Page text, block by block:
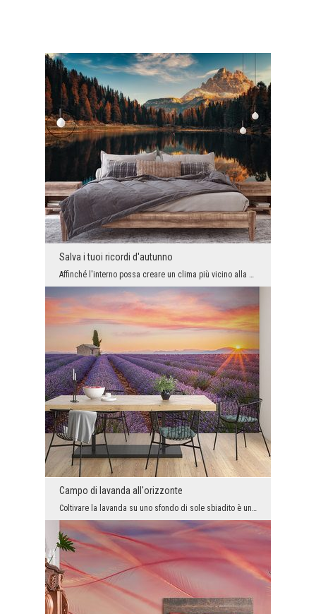
Salva i tuoi ricordi d'autunno
Campo di lavanda all'orizzonte